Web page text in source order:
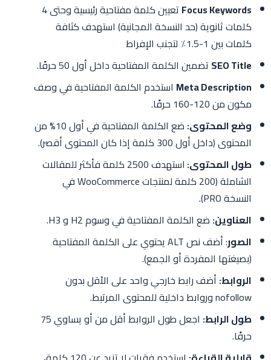
Focus Keywords
تعيين كلمة مفتاحية رئيسية وحتى 4
كلمات ثانوية (حد النسخة المجانية) استهدف كثافة
كلمات بين 1-1.5٪ لتجنب الإفراط
SEO Title تضمين الكلمة المفتاحية داخل أول 50 حرفًا.
Meta Description استخدم الكلمة المفتاحية في وصف
مكون من 120-160 حرفًا.
وضع المحتوى:
ضع الكلمة المفتاحية في أول 10% من
المحتوى (داخل أول 300 كلمة إذا كان المحتوى أقصر).
طول المحتوى:
استهدف 2500 كلمة فأكثر للمقالات
الشاملة (200 كلمة لمنتجات WooCommerce في
النسخة PRO).
العناوين: ضع الكلمة المفتاحية في وسوم H2 و H3.
الصور
: أضف نص ALT يحتوي على الكلمة المفتاحية
(بصيغتها المفردة أو الجمع).
الروابط: أضف رابط خارجي واحد على الأقل بدون
nofollow وروابط داخلية للمحتوى المرتبط.
طول الرابط:
اجعل طول الروابط أقل من أو يساوي 75
حرفًا.